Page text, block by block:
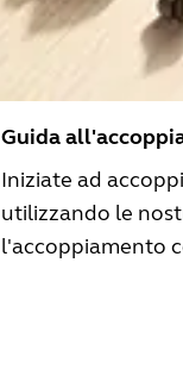
Guida
Iniziate ad
utilizzando le
l'accoppiamento